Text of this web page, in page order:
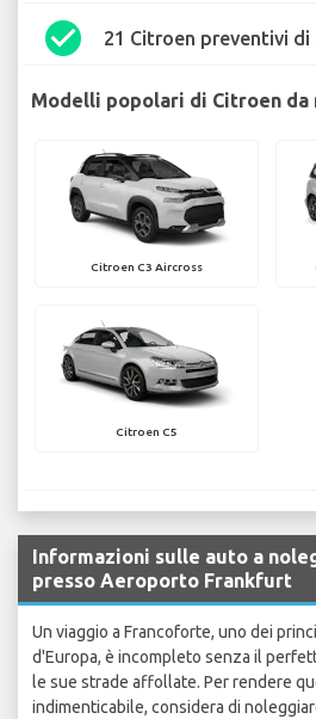
check_circle 21 Citroen preventivi
Modelli popolari di Citroen da
Citroen C3 Aircross
Citroen C5
Informazioni sulle auto a
presso Aeroporto Frankfurt
Un viaggio a Francoforte, uno dei
d'Europa, è incompleto senza il
le sue strade affollate. Per rendere
indimenticabile, considera di